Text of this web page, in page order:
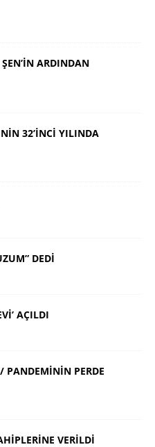
ARDINDAN
32’İNCİ YILINDA
DEDİ
AÇILDI
PANDEMİNİN PERDE
VERİLDİ